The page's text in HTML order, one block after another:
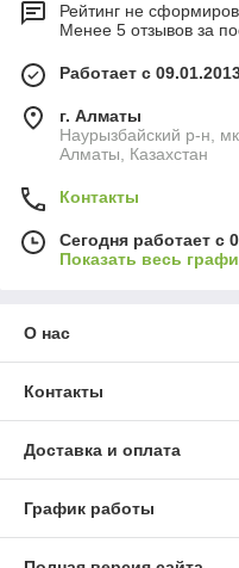
Рейтинг не
Менее 5 отзывов за
Работает с
г. Алматы
Наурызбайский р-н,
Алматы, Казахстан
Контакты
Сегодня работает с
Показать весь
О нас
Контакты
Доставка и оплата
График работы